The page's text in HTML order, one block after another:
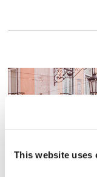
This website uses